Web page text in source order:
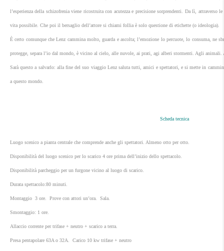
l’esperienza della schizofrenia viene ricostruita con acutezza e precisione sorprendenti. Da lì,
vita possibile. Che poi il bersaglio dell’attore si chiami follia è solo questione di etichette (o ideologia).
È certo comunque che Lenz cammina molto, guarda e ascolta; l’emozione lo percuote, lo consuma, ne
protegge, separa l’io dal mondo, è vicino al cielo, alle nuvole, ai prati, agi alberi stormenti. Agli
Sarà questo a salvarlo: alla fine del suo viaggio Lenz saluta tutti, amici e spettatori, e si mette in
a questo mondo.
Scheda tecnica
Luogo scenico a pianta centrale che comprende anche gli spettatori. Almeno otto per otto.
Disponibilità del luogo scenico per lo scarico 4 ore prima dell’inizio dello spettacolo.
Disponibilità parcheggio per un furgone vicino al luogo di scarico.
Durata spettacolo:80 minuti.
Montaggio 3 ore. Prove con attori un’ora. Sala.
Smontaggio: 1 ore.
Allaccio corrente per trifase + neutro + scarico a terra.
Presa pentapolare 63A o 32A. Carico 10 kw trifase + neutro